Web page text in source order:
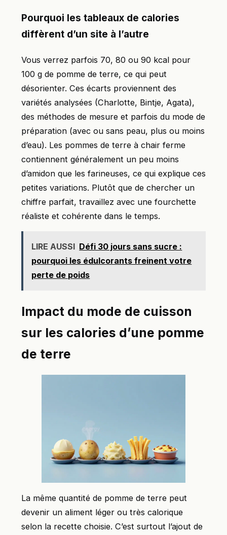
Pourquoi les tableaux de calories
diffèrent d’un site à l’autre
Vous verrez parfois 70, 80 ou 90 kcal pour
100 g de pomme de terre, ce qui peut
désorienter. Ces écarts proviennent des
variétés analysées (Charlotte, Bintje, Agata),
des méthodes de mesure et parfois du mode de
préparation (avec ou sans peau, plus ou moins
d’eau). Les pommes de terre à chair ferme
contiennent généralement un peu moins
d’amidon que les farineuses, ce qui explique ces
petites variations. Plutôt que de chercher un
chiffre parfait, travaillez avec une fourchette
réaliste et cohérente dans le temps.
LIRE AUSSI Défi 30 jours sans sucre :
pourquoi les édulcorants freinent votre
perte de poids
Impact du mode de cuisson
sur les calories d’une pomme
de terre
La même quantité de pomme de terre peut
devenir un aliment léger ou très calorique
selon la recette choisie. C’est surtout l’ajout de